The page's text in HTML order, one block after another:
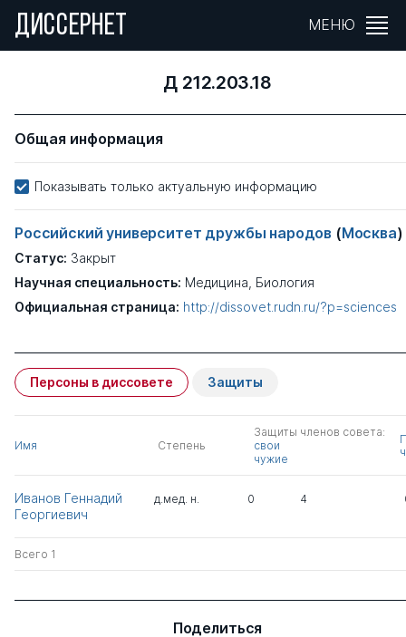
ДИССЕРНЕТ МЕНЮ
Д 212.203.18
Общая информация
Показывать только актуальную информацию
Российский университет дружбы народов (Москва)
Статус: Закрыт
Научная специальность: Медицина, Биология
Официальная страница: http://dissovet.rudn.ru/?p=sciences
Персоны в диссовете Защиты
Имя Степень
Защиты членов совета:
свои
чужие
Иванов Геннадий
Георгиевич
д.мед. н. 0 4
Всего 1
Поделиться